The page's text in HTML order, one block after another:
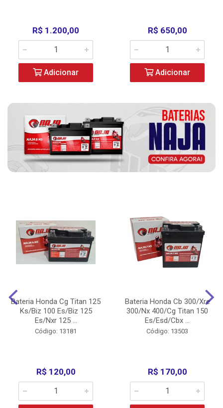
R$ 1.200,00
Adicionar
R$ 650,00
Adicionar
Bateria Honda Cg Titan 125
Ks/Biz 100 Es/Biz 125
Es/Nxr 125 ...
Código: 13181
R$ 120,00
Bateria Honda Cb 300/Xre
300/Nx 400/Cg Titan 150
Es/Esd/Cbx ...
Código: 13503
R$ 170,00